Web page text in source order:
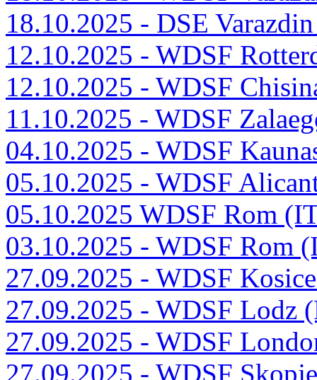
18.10.2025 - DSE
12.10.2025 - WDSF
12.10.2025 - WDSF
11.10.2025 - WDSF
04.10.2025 - WDSF
05.10.2025 - WDSF
05.10.2025 WDSF Rom
03.10.2025 - WDSF Rom
27.09.2025 - WDSF
27.09.2025 - WDSF Lodz
27.09.2025 - WDSF
27.09.2025 - WDSF